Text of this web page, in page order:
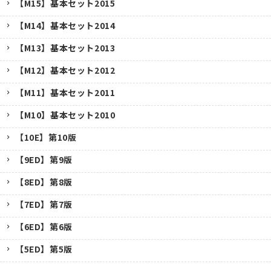
【M15】基本セット2015
【M14】基本セット2014
【M13】基本セット2013
【M12】基本セット2012
【M11】基本セット2011
【M10】基本セット2010
【10E】第10版
【9ED】第9版
【8ED】第8版
【7ED】第7版
【6ED】第6版
【5ED】第5版